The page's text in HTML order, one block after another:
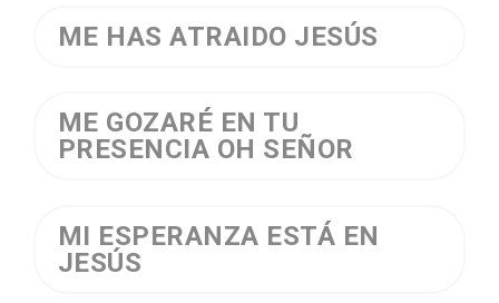
ME HAS ATRAIDO JESÚS
ME GOZARÉ EN TU
PRESENCIA OH SEÑOR
MI ESPERANZA ESTÁ EN
JESÚS